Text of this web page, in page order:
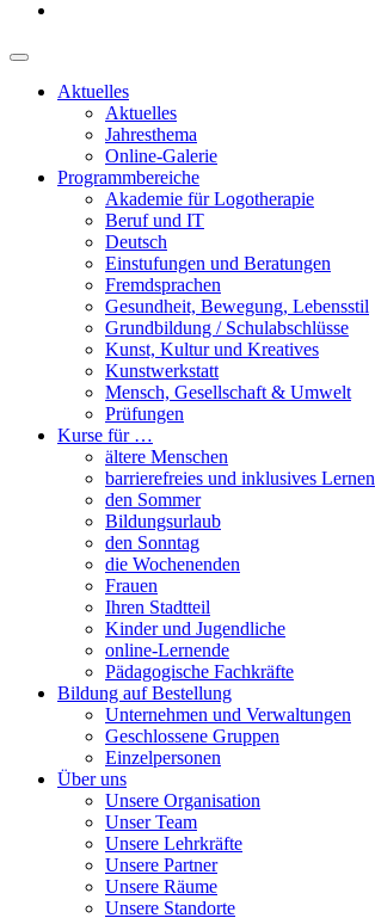
Aktuelles
Aktuelles
Jahresthema
Online-Galerie
Programmbereiche
Akademie für Logotherapie
Beruf und IT
Deutsch
Einstufungen und Beratungen
Fremdsprachen
Gesundheit, Bewegung, Lebensstil
Grundbildung / Schulabschlüsse
Kunst, Kultur und Kreatives
Kunstwerkstatt
Mensch, Gesellschaft & Umwelt
Prüfungen
Kurse für …
ältere Menschen
barrierefreies und inklusives Lernen
den Sommer
Bildungsurlaub
den Sonntag
die Wochenenden
Frauen
Ihren Stadtteil
Kinder und Jugendliche
online-Lernende
Pädagogische Fachkräfte
Bildung auf Bestellung
Unternehmen und Verwaltungen
Geschlossene Gruppen
Einzelpersonen
Über uns
Unsere Organisation
Unser Team
Unsere Lehrkräfte
Unsere Partner
Unsere Räume
Unsere Standorte